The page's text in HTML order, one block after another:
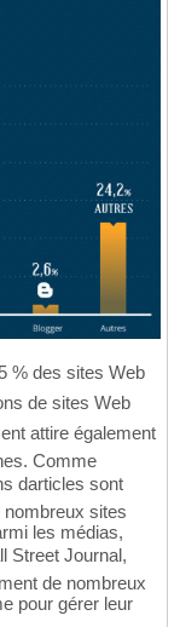
% des sites Web
de sites Web
attire également
Comme
darticles sont
sites
les médias,
Street Journal,
de nombreux
pour gérer leur